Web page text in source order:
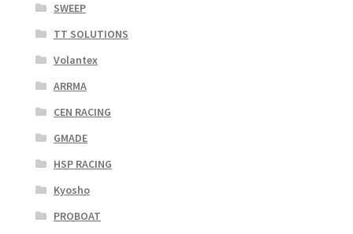
SWEEP
TT SOLUTIONS
Volantex
ARRMA
CEN RACING
GMADE
HSP RACING
Kyosho
PROBOAT